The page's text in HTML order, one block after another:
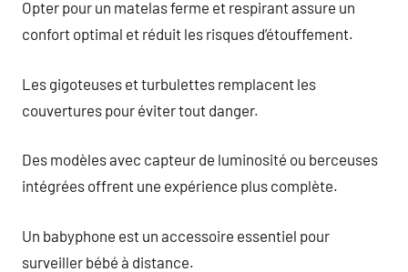
Opter pour un matelas ferme et respirant assure un
confort optimal et réduit les risques d’étouffement.
Les gigoteuses et turbulettes remplacent les
couvertures pour éviter tout danger.
Des modèles avec capteur de luminosité ou berceuses
intégrées offrent une expérience plus complète.
Un babyphone est un accessoire essentiel pour
surveiller bébé à distance.